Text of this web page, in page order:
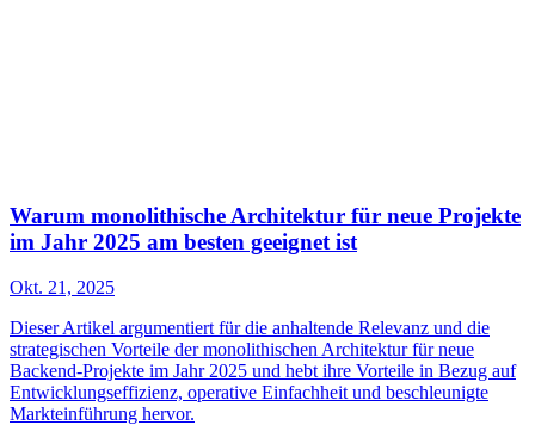
Warum monolithische Architektur für neue Projekte
im Jahr 2025 am besten geeignet ist
Okt. 21, 2025
Dieser Artikel argumentiert für die anhaltende Relevanz und die
strategischen Vorteile der monolithischen Architektur für neue
Backend-Projekte im Jahr 2025 und hebt ihre Vorteile in Bezug auf
Entwicklungseffizienz, operative Einfachheit und beschleunigte
Markteinführung hervor.